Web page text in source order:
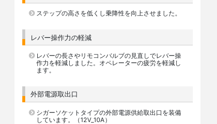
ステップの高さを低くし乗降性を向上させました。
レバー操作力の軽減
レバーの長さやリモコンバルブの見直しでレバー操
作力を軽減しました。オペレーターの疲労を軽減し
ます。
外部電源取出口
シガーソケットタイプの外部電源供給取出口を装備
しています。（12V_10A）